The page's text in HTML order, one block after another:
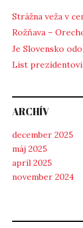
Strážna veža v
Rožňava –
Je Slovensko
List prezidentovi
ARCHÍV
december 2025
máj 2025
apríl 2025
november 2024